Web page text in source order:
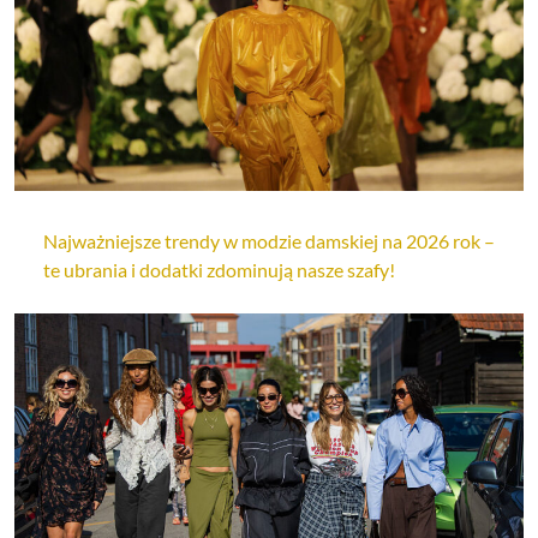
Najważniejsze trendy w modzie damskiej na 2026 rok –
te ubrania i dodatki zdominują nasze szafy!